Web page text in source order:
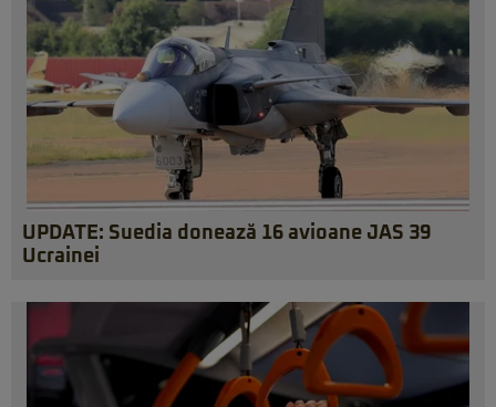
UPDATE: Suedia donează 16 avioane JAS 39
Ucrainei